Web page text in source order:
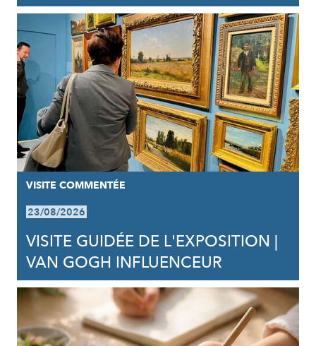
VISITE COMMENTÉE
23/08/2026
VISITE GUIDÉE DE L'EXPOSITION |
VAN GOGH INFLUENCEUR